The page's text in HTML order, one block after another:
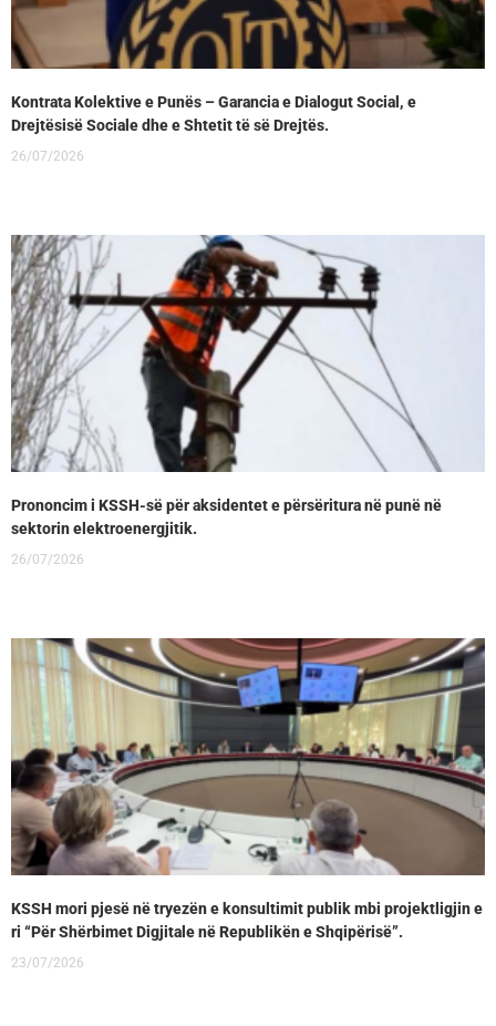
Kontrata Kolektive e Punës – Garancia e Dialogut Social, e
Drejtësisë Sociale dhe e Shtetit të së Drejtës.
26/07/2026
Prononcim i KSSH-së për aksidentet e përsëritura në punë në
sektorin elektroenergjitik.
26/07/2026
KSSH mori pjesë në tryezën e konsultimit publik mbi projektligjin e
ri “Për Shërbimet Digjitale në Republikën e Shqipërisë”.
23/07/2026